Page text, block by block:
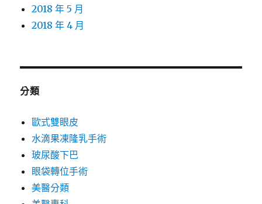
2018 年 5 月
2018 年 4 月
分類
歐式雙眼皮
水滴果凍隆乳手術
玻尿酸下巴
眼袋轉位手術
美醫分類